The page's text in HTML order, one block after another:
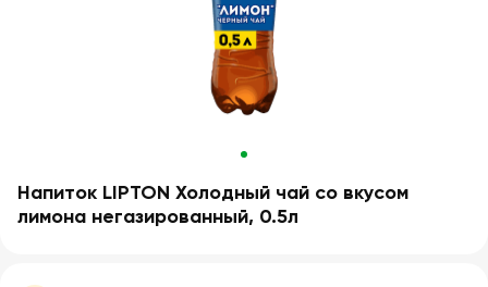
Напиток LIPTON Холодный чай со вкусом
лимона негазированный, 0.5л